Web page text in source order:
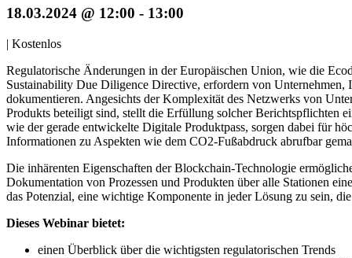
18.03.2024 @ 12:00 - 13:00
| Kostenlos
Regulatorische Änderungen in der Europäischen Union, wie die
Sustainability Due Diligence Directive, erfordern von Unternehmen,
dokumentieren. Angesichts der Komplexität des Netzwerks von
Produkts beteiligt sind, stellt die Erfüllung solcher Berichtspflichten
wie der gerade entwickelte Digitale Produktpass, sorgen dabei für
Informationen zu Aspekten wie dem CO2-Fußabdruck abrufbar
Die inhärenten Eigenschaften der Blockchain-Technologie
Dokumentation von Prozessen und Produkten über alle Stationen
das Potenzial, eine wichtige Komponente in jeder Lösung zu sein,
Dieses Webinar bietet:
einen Überblick über die wichtigsten regulatorischen Trends